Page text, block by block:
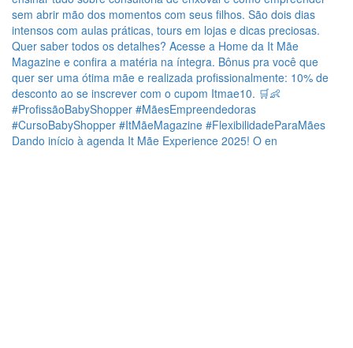
Dando início à agenda It Mãe Experience 2025! O en